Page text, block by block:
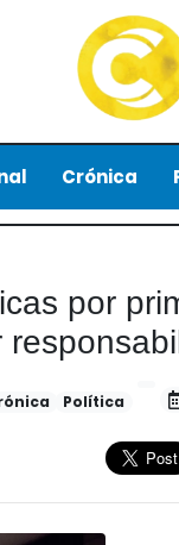
Crónica
por
Política